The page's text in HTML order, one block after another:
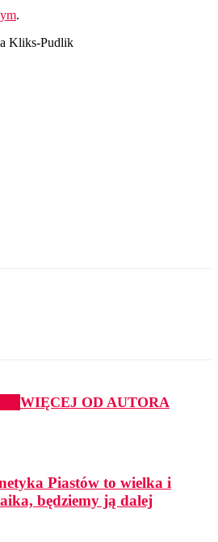
.
Kliks-Pudlik
WIĘCEJ OD AUTORA
Piastów to wielka i
będziemy ją dalej